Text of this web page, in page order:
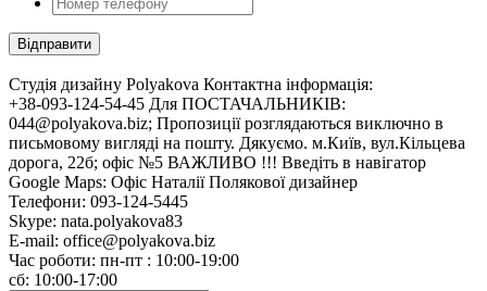
Cтудія дизайну Polyakova Контактна інформація:
+38-093-124-54-45 Для ПОСТАЧАЛЬНИКІВ:
044@polyakova.biz; Пропозиції розглядаються виключно в
письмовому вигляді на пошту. Дякуємо. м.Київ, вул.Кільцева
дорога, 22б; офіс №5 ВАЖЛИВО !!! Введіть в навігатор
Google Maps: Офіс Наталії Полякової дизайнер
Телефони: 093-124-5445
Skype: nata.polyakova83
E-mail: office@polyakova.biz
Час роботи: пн-пт : 10:00-19:00
сб: 10:00-17:00